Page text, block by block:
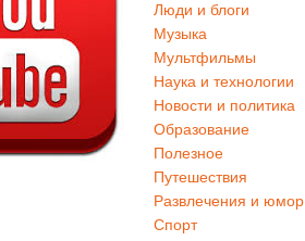
Люди и блоги
Музыка
Мультфильмы
Наука и технологии
Новости и политика
Образование
Полезное
Путешествия
Развлечения и юмор
Спорт